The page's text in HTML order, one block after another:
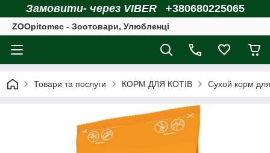
Замовити- через VIBER +380680225065
ZOOpitomec - Зоотовари, Улюбленці
Товари та послуги КОРМ ДЛЯ КОТІВ Сухой корм